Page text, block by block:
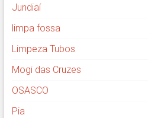
Jundiaí
limpa fossa
Limpeza Tubos
Mogi das Cruzes
OSASCO
Pia